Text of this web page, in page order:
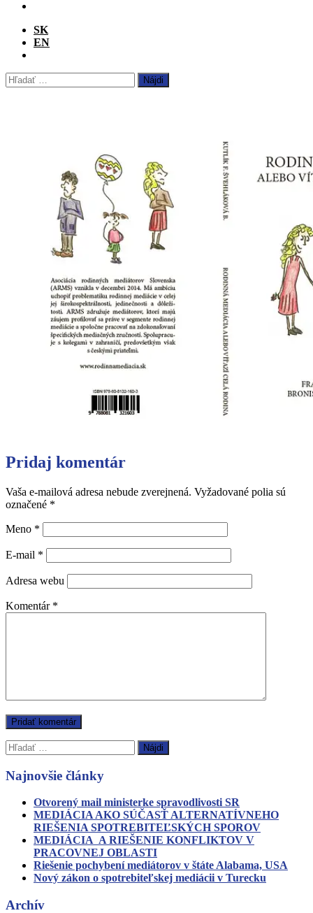
SK
EN
Hľadať:
Pridaj komentár
Vaša e-mailová adresa nebude zverejnená. Vyžadované polia sú
označené *
Meno *
E-mail *
Adresa webu
Komentár *
Hľadať:
Najnovšie články
Otvorený mail ministerke spravodlivosti SR
MEDIÁCIA AKO SÚČASŤ ALTERNATÍVNEHO
RIEŠENIA SPOTREBITEĽSKÝCH SPOROV
MEDIÁCIA A RIEŠENIE KONFLIKTOV V
PRACOVNEJ OBLASTI
Riešenie pochybení mediátorov v štáte Alabama, USA
Nový zákon o spotrebiteľskej mediácii v Turecku
Archív